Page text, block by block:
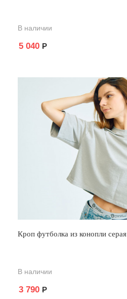
В наличии
5 040 Р
Кроп футболка из конопли серая
В наличии
3 790 Р